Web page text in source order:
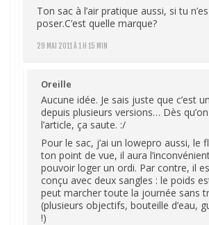
29 MAI 2011 À 1 H 15 MIN
Ton sac à l’air pratique aussi, si tu
poser.C’est quelle marque?
Oreille
Aucune idée. Je sais juste que c’est
depuis plusieurs versions… Dès
l’article, ça saute. :/
Pour le sac, j’ai un lowepro aussi, le
ton point de vue, il aura
pouvoir loger un ordi. Par contre, il
conçu avec deux sangles : le poids
peut marcher toute la journée sans
(plusieurs objectifs, bouteille d’eau,
!)